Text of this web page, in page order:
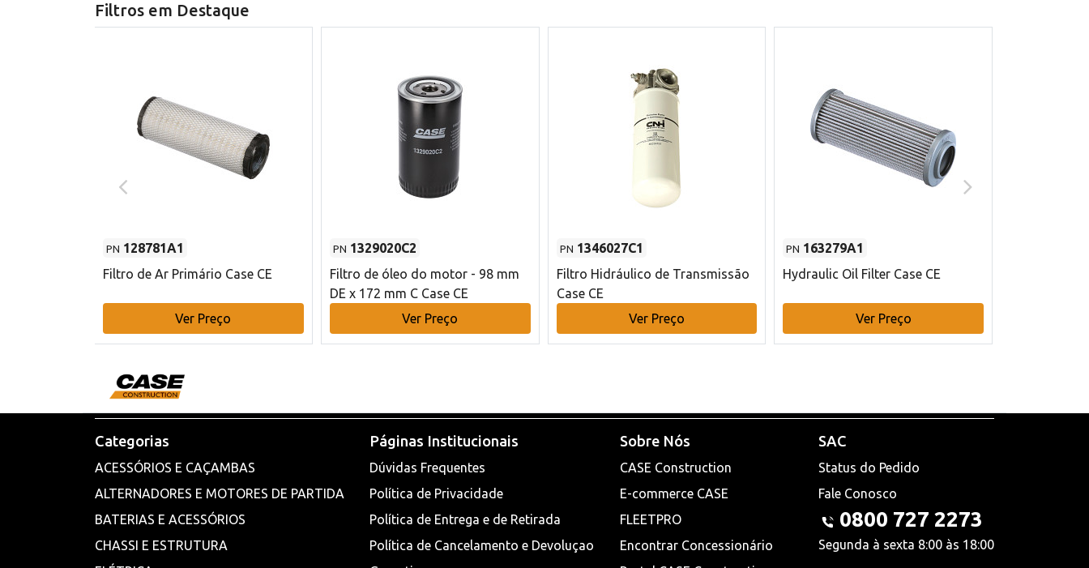
Filtros em Destaque
PN 128781A1
Filtro de Ar Primário Case CE
Ver Preço
PN 1329020C2
Filtro de óleo do motor - 98 mm
DE x 172 mm C Case CE
Ver Preço
PN 1346027C1
Filtro Hidráulico de Transmissão
Case CE
Ver Preço
PN 163279A1
Hydraulic Oil Filter Case CE
Ver Preço
Categorias
ACESSÓRIOS E CAÇAMBAS
ALTERNADORES E MOTORES DE PARTIDA
BATERIAS E ACESSÓRIOS
CHASSI E ESTRUTURA
Páginas Institucionais
Dúvidas Frequentes
Política de Privacidade
Política de Entrega e de Retirada
Política de Cancelamento e Devoluçao
Sobre Nós
CASE Construction
E-commerce CASE
FLEETPRO
Encontrar Concessionário
SAC
Status do Pedido
Fale Conosco
0800 727 2273
Segunda à sexta 8:00 às 18:00